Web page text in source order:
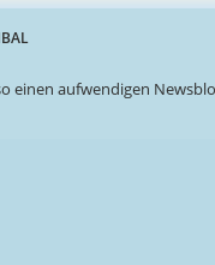
einen aufwendigen